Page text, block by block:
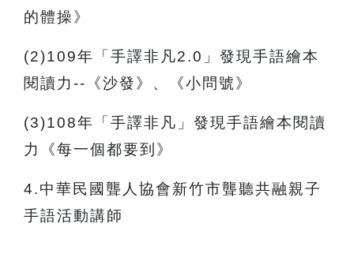
的體操》
(2)109年「手譯非凡2.0」發現手語繪本
閱讀力--《沙發》、《小問號》
(3)108年「手譯非凡」發現手語繪本閱讀
力《每一個都要到》
4.中華民國聾人協會新竹市聾聽共融親子
手語活動講師